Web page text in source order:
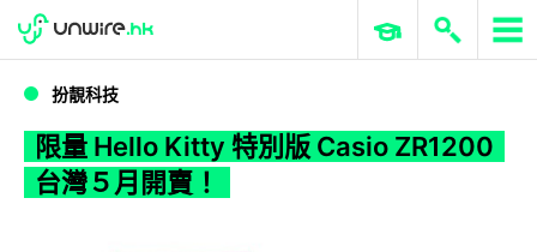
WWDC 2026 ERP 與商業 AI
扮靚科技
限量 Hello Kitty 特別版 Casio ZR1200
台灣５月開賣！